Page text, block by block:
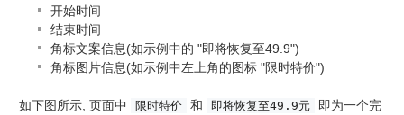
开始时间
结束时间
角标文案信息(如示例中的 "即将恢复至49.9")
角标图片信息(如示例中左上角的图标 "限时特价")
如下图所示, 页面中 限时特价 和 即将恢复至49.9元
即为一个完